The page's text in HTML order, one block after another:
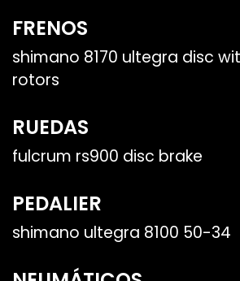
FRENOS
shimano 8170 ultegra disc
rotors
RUEDAS
fulcrum rs900 disc brake
PEDALIER
shimano ultegra 8100 50-34